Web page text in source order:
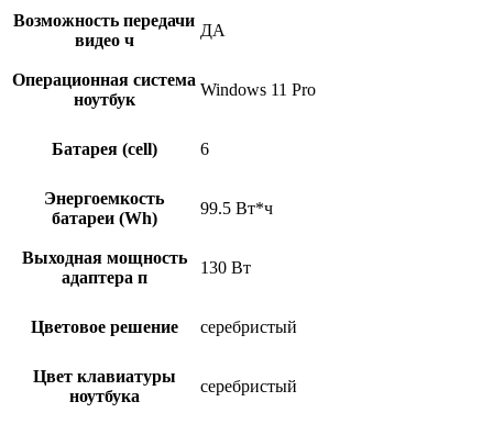
Возможность передачи
видео ч
ДА
Операционная система
ноутбук
Windows 11 Pro
Батарея (cell) 6
Энергоемкость
батареи (Wh)
99.5 Вт*ч
Выходная мощность
адаптера п
130 Вт
Цветовое решение серебристый
Цвет клавиатуры
ноутбука
серебристый